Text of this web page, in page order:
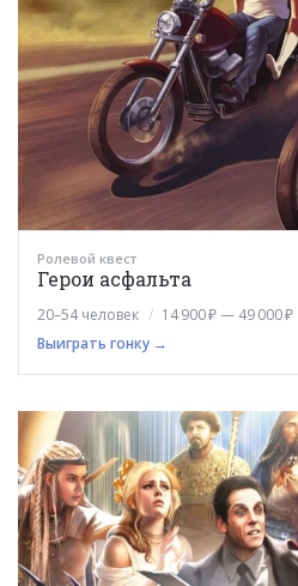
Ролевой квест
Герои асфальта
20–54 человек
14 900 ₽ — 49 000 ₽
Выиграть гонку →